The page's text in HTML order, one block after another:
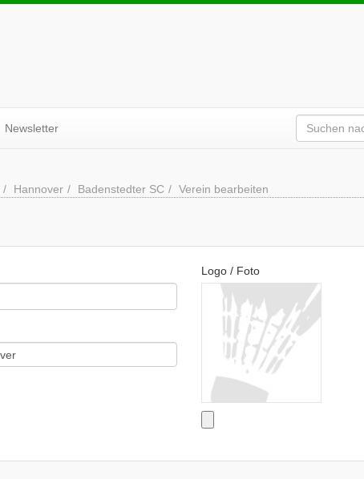
Newsletter
Hannover Badenstedter SC Verein bearbeiten
Logo / Foto